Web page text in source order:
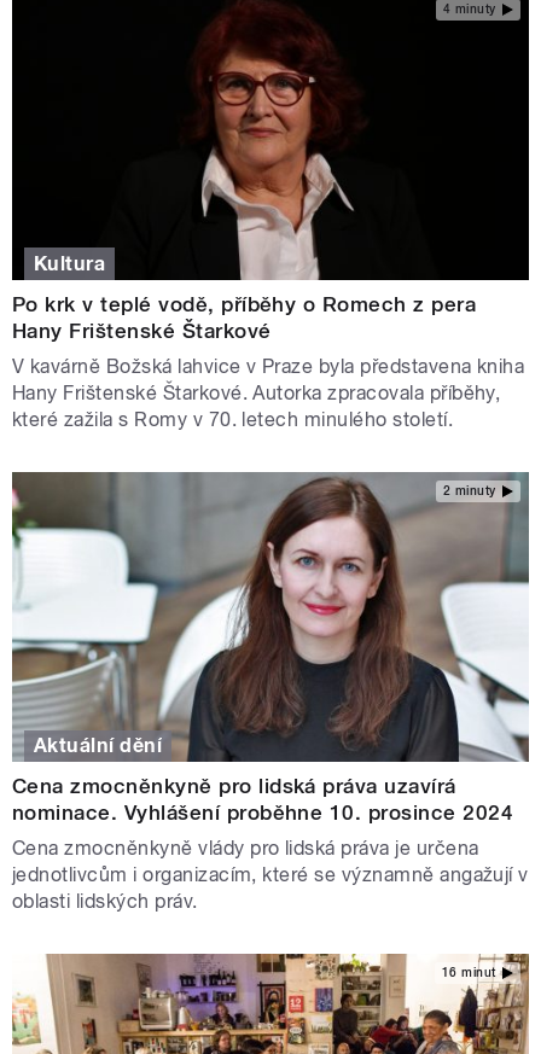
4 minuty
Kultura
Po krk v teplé vodě, příběhy o Romech z pera
Hany Frištenské Štarkové
V kavárně Božská lahvice v Praze byla představena kniha
Hany Frištenské Štarkové. Autorka zpracovala příběhy,
které zažila s Romy v 70. letech minulého století.
2 minuty
Aktuální dění
Cena zmocněnkyně pro lidská práva uzavírá
nominace. Vyhlášení proběhne 10. prosince 2024
Cena zmocněnkyně vlády pro lidská práva je určena
jednotlivcům i organizacím, které se významně angažují v
oblasti lidských práv.
16 minut